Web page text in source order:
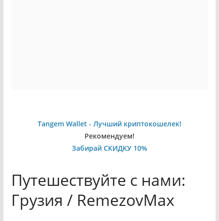
Tangem Wallet - Лучший криптокошелек!
Рекомендуем!
Забирай СКИДКУ 10%
Путешествуйте с нами:
Грузия / RemezovMax